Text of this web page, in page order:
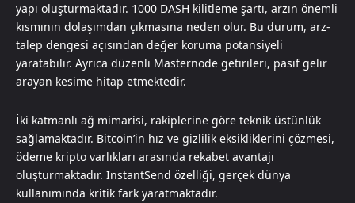
yapı oluşturmaktadır. 1000 DASH kilitleme şartı, arzın önemli
kısmının dolaşımdan çıkmasına neden olur. Bu durum, arz-
talep dengesi açısından değer koruma potansiyeli
yaratabilir. Ayrıca düzenli Masternode getirileri, pasif gelir
arayan kesime hitap etmektedir.
İki katmanlı ağ mimarisi, rakiplerine göre teknik üstünlük
sağlamaktadır. Bitcoin’in hız ve gizlilik eksikliklerini çözmesi,
ödeme kripto varlıkları arasında rekabet avantajı
oluşturmaktadır. InstantSend özelliği, gerçek dünya
kullanımında kritik fark yaratmaktadır.